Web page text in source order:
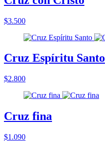
$3.500
Cruz Espíritu Santo
$2.800
Cruz fina
$1.090